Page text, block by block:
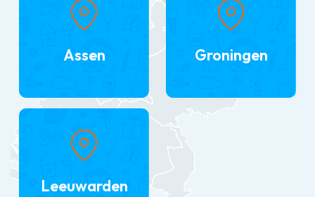
Assen Groningen
Leeuwarden